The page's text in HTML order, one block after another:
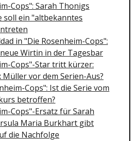
Cops": Sarah Thonigs
soll ein "altbekanntes
in "Die Rosenheim-Cops":
Wirtin in der Tagesbar
Cops"-Star tritt kürzer:
Müller vor dem Serien-Aus?
Cops": Ist die Serie vom
betroffen?
Cops"-Ersatz für Sarah
Maria Burkhart gibt
die Nachfolge